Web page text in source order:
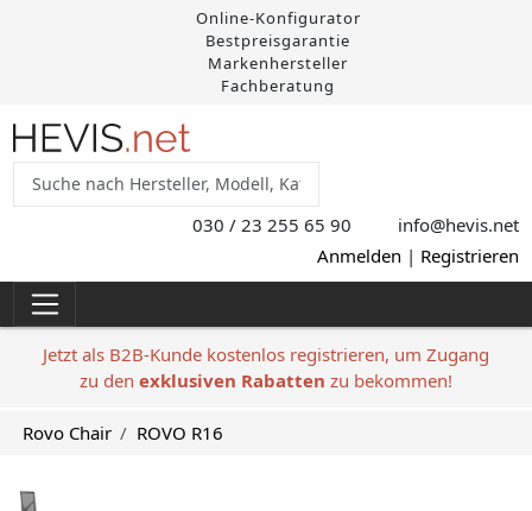
Online-Konfigurator
Bestpreisgarantie
Markenhersteller
Fachberatung
030 / 23 255 65 90 info@hevis.net
Anmelden | Registrieren
Jetzt als B2B-Kunde kostenlos registrieren, um Zugang
zu den exklusiven Rabatten zu bekommen!
Rovo Chair ROVO R16